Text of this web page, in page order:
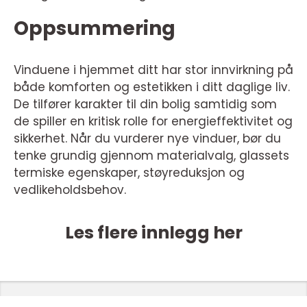
Oppsummering
Vinduene i hjemmet ditt har stor innvirkning på
både komforten og estetikken i ditt daglige liv.
De tilfører karakter til din bolig samtidig som
de spiller en kritisk rolle for energieffektivitet og
sikkerhet. Når du vurderer nye vinduer, bør du
tenke grundig gjennom materialvalg, glassets
termiske egenskaper, støyreduksjon og
vedlikeholdsbehov.
Les flere innlegg her